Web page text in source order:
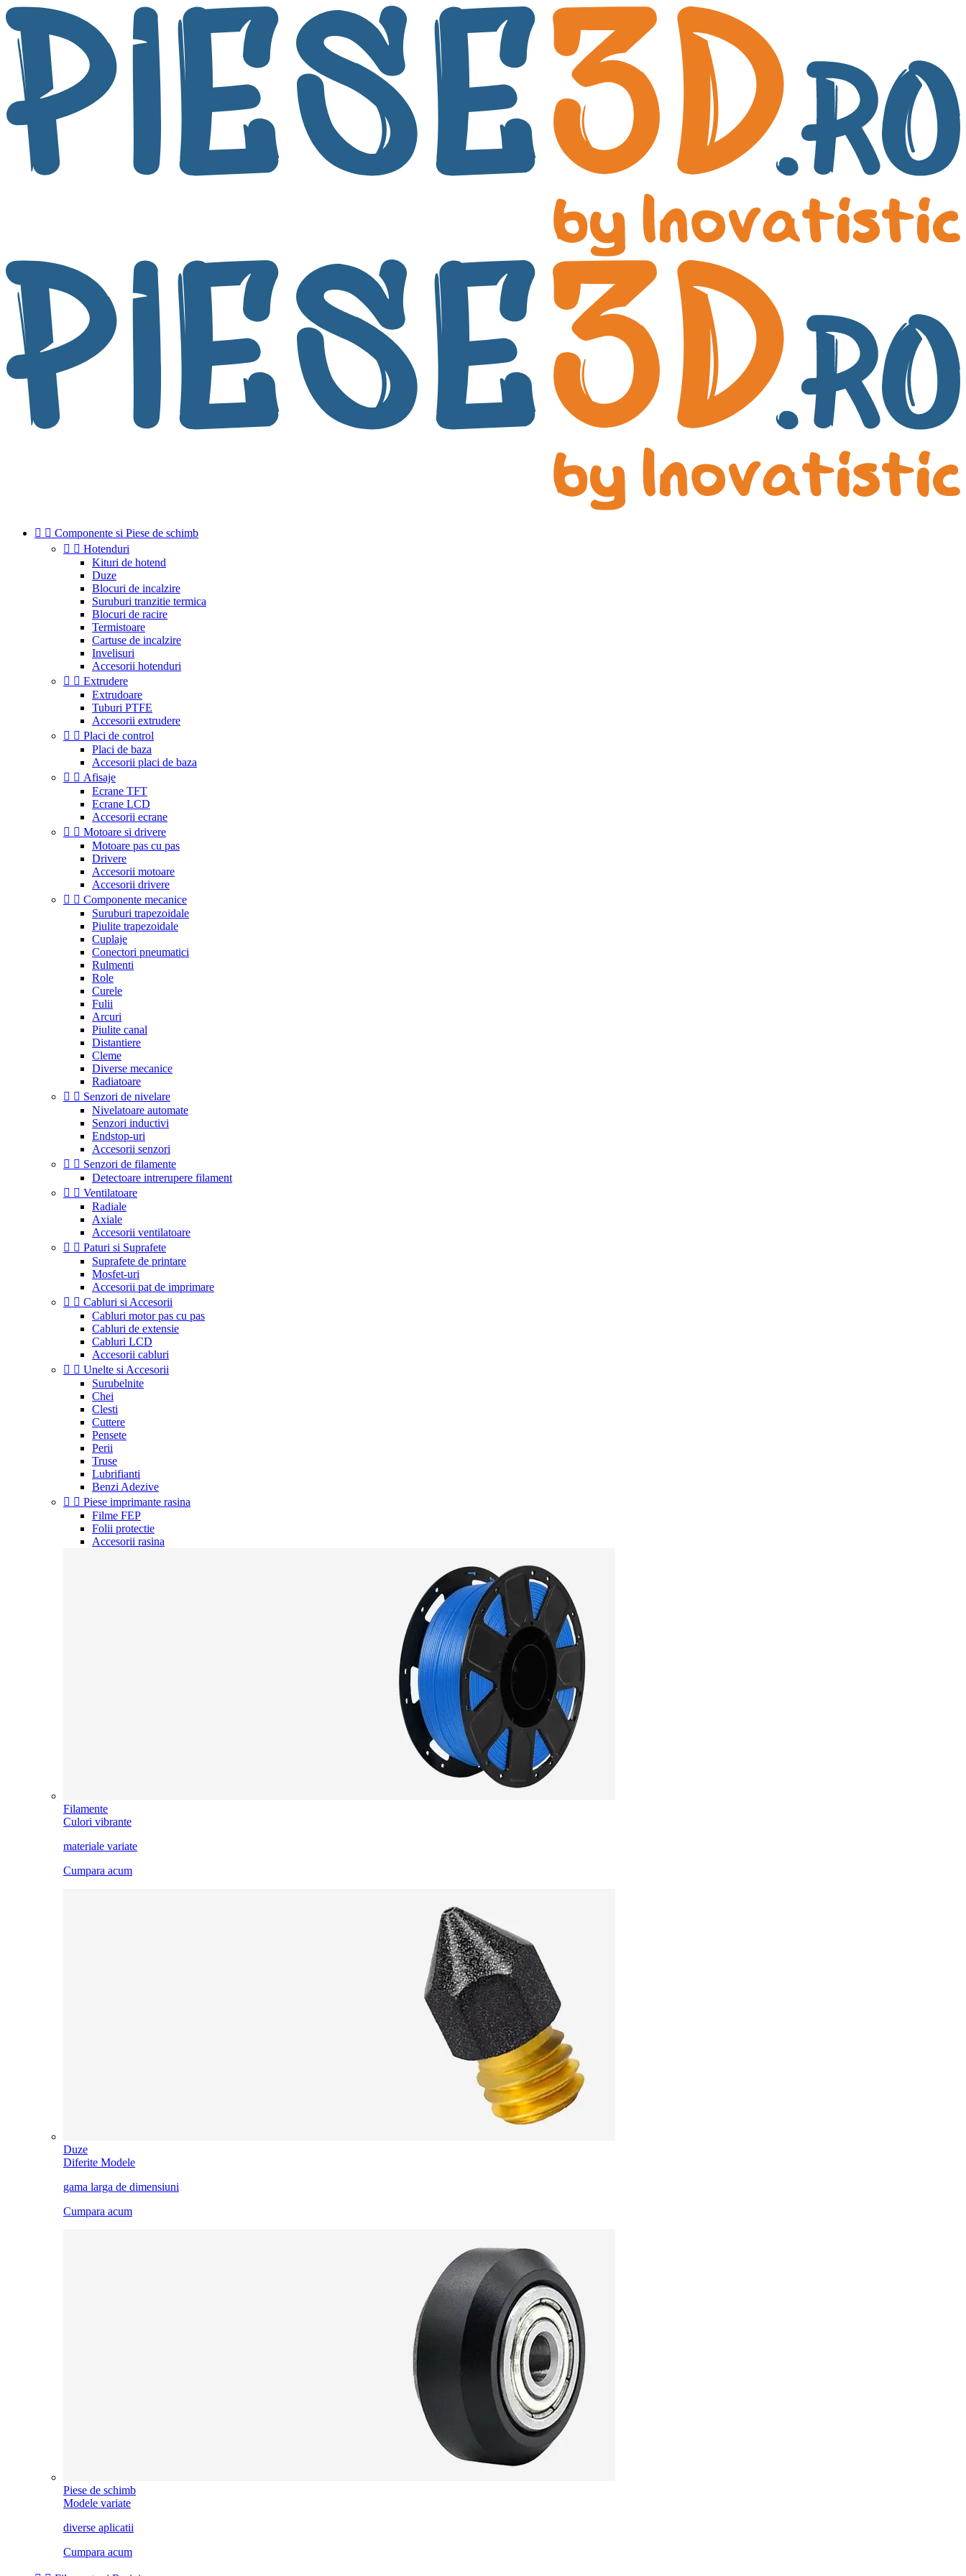
  Componente si Piese de schimb
  Hotenduri
Kituri de hotend
Duze
Blocuri de incalzire
Suruburi tranzitie termica
Blocuri de racire
Termistoare
Cartuse de incalzire
Invelisuri
Accesorii hotenduri
  Extrudere
Extrudoare
Tuburi PTFE
Accesorii extrudere
  Placi de control
Placi de baza
Accesorii placi de baza
  Afisaje
Ecrane TFT
Ecrane LCD
Accesorii ecrane
  Motoare si drivere
Motoare pas cu pas
Drivere
Accesorii motoare
Accesorii drivere
  Componente mecanice
Suruburi trapezoidale
Piulite trapezoidale
Cuplaje
Conectori pneumatici
Rulmenti
Role
Curele
Fulii
Arcuri
Piulite canal
Distantiere
Cleme
Diverse mecanice
Radiatoare
  Senzori de nivelare
Nivelatoare automate
Senzori inductivi
Endstop-uri
Accesorii senzori
  Senzori de filamente
Detectoare intrerupere filament
  Ventilatoare
Radiale
Axiale
Accesorii ventilatoare
  Paturi si Suprafete
Suprafete de printare
Mosfet-uri
Accesorii pat de imprimare
  Cabluri si Accesorii
Cabluri motor pas cu pas
Cabluri de extensie
Cabluri LCD
Accesorii cabluri
  Unelte si Accesorii
Surubelnite
Chei
Clesti
Cuttere
Pensete
Perii
Truse
Lubrifianti
Benzi Adezive
  Piese imprimante rasina
Filme FEP
Folii protectie
Accesorii rasina
Filamente
Culori vibrante
materiale variate
Cumpara acum
Duze
Diferite Modele
gama larga de dimensiuni
Cumpara acum
Piese de schimb
Modele variate
diverse aplicatii
Cumpara acum